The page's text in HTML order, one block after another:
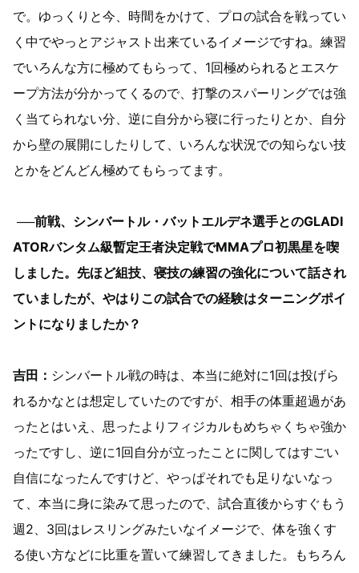
で。ゆっくりと今、時間をかけて、プロの試合を戦ってい
く中でやっとアジャスト出来ているイメージですね。練習
でいろんな方に極めてもらって、1回極められるとエスケ
ープ方法が分かってくるので、打撃のスパーリングでは強
く当てられない分、逆に自分から寝に行ったりとか、自分
から壁の展開にしたりして、いろんな状況での知らない技
とかをどんどん極めてもらってます。
──前戦、シンバートル・バットエルデネ選手とのGLADI
ATORバンタム級暫定王者決定戦でMMAプロ初黒星を喫
しました。先ほど組技、寝技の練習の強化について話され
ていましたが、やはりこの試合での経験はターニングポイ
ントになりましたか？
吉田： シンバートル戦の時は、本当に絶対に1回は投げら
れるかなとは想定していたのですが、相手の体重超過があ
ったとはいえ、思ったよりフィジカルもめちゃくちゃ強か
ったですし、逆に1回自分が立ったことに関してはすごい
自信になったんですけど、やっぱそれでも足りないなっ
て、本当に身に染みて思ったので、試合直後からすぐもう
週2、3回はレスリングみたいなイメージで、体を強くす
る使い方などに比重を置いて練習してきました。もちろん